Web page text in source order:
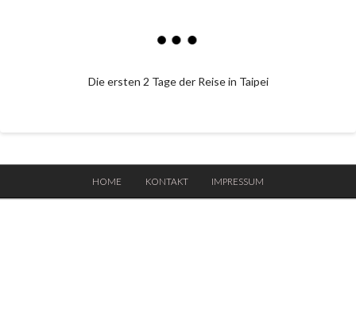
Die ersten 2 Tage der Reise in Taipei
HOME KONTAKT IMPRESSUM